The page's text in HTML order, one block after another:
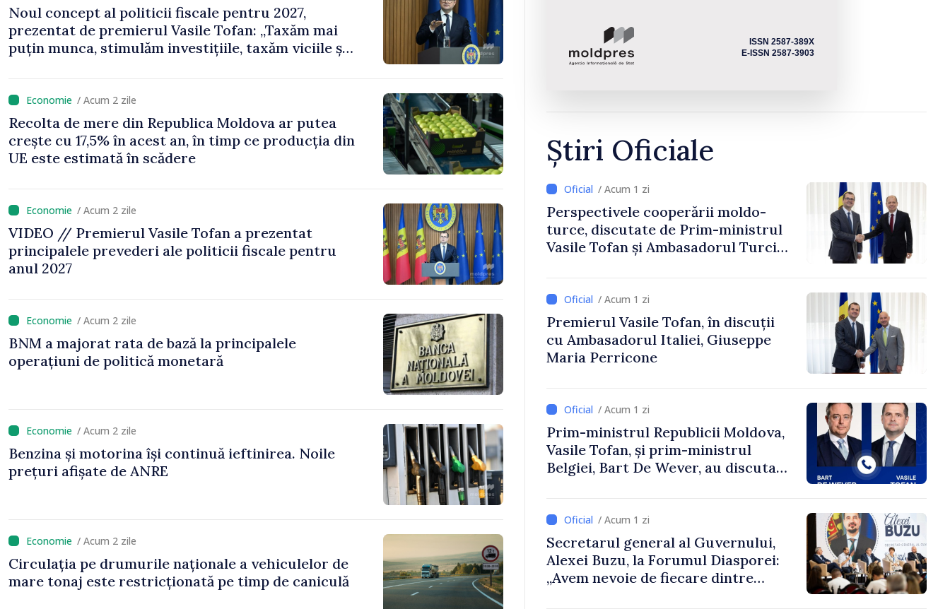
Noul concept al politicii fiscale pentru 2027,
prezentat de premierul Vasile Tofan: „Taxăm mai
puțin munca, stimulăm investițiile, taxăm viciile și
/ Acum 2 zile
Recolta de mere din Republica Moldova ar putea
crește cu 17,5% în acest an, în timp ce producția din
UE este estimată în scădere
/ Acum 2 zile
VIDEO // Premierul Vasile Tofan a prezentat
principalele prevederi ale politicii fiscale pentru
anul 2027
/ Acum 2 zile
BNM a majorat rata de bază la principalele
operațiuni de politică monetară
/ Acum 2 zile
Benzina și motorina își continuă ieftinirea. Noile
prețuri afișate de ANRE
/ Acum 2 zile
Circulația pe drumurile naționale a vehiculelor de
mare tonaj este restricționată pe timp de caniculă
ISSN 2587-389X
E-ISSN 2587-3903
Știri Oficiale
/ Acum 1 zi
Perspectivele cooperării moldo-
turce, discutate de Prim-ministrul
Vasile Tofan și Ambasadorul Turciei,
/ Acum 1 zi
Premierul Vasile Tofan, în discuții
cu Ambasadorul Italiei, Giuseppe
Maria Perricone
/ Acum 1 zi
Prim-ministrul Republicii Moldova,
Vasile Tofan, și prim-ministrul
Belgiei, Bart De Wever, au discutat
/ Acum 1 zi
Secretarul general al Guvernului,
Alexei Buzu, la Forumul Diasporei:
„Avem nevoie de fiecare dintre